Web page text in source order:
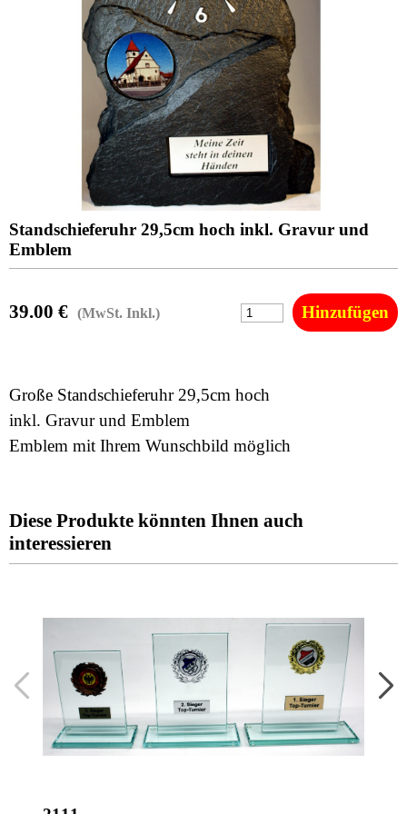
Standschieferuhr 29,5cm hoch inkl. Gravur und
Emblem
39.00 € (MwSt. Inkl.)
Große Standschieferuhr 29,5cm hoch
inkl. Gravur und Emblem
Emblem mit Ihrem Wunschbild möglich
Diese Produkte könnten Ihnen auch
interessieren